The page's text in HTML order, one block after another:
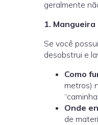
geralmente
1.
Se você
desobstrui e
Como
metros)
Onde
de